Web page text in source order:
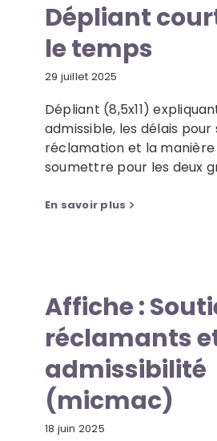
Dépliant
le temps
29 juillet 2025
Dépliant (8,5x11)
admissible, les délais
réclamation et la manière
soumettre pour les deux
En savoir plus
Affiche :
réclamants
admissibilité
(micmac)
18 juin 2025